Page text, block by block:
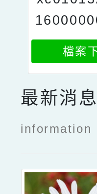
檔案
最新消
information